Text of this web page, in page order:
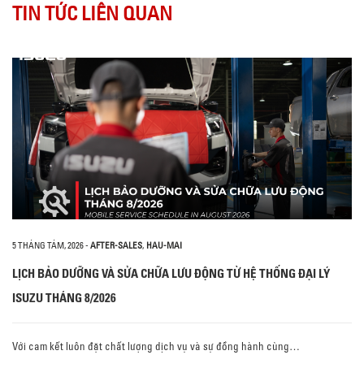
TIN TỨC LIÊN QUAN
5 THÁNG TÁM, 2026- AFTER-SALES, HAU-MAI
LỊCH BẢO DƯỠNG VÀ SỬA CHỮA LƯU ĐỘNG TỪ HỆ THỐNG ĐẠI LÝ
ISUZU THÁNG 8/2026
Với cam kết luôn đặt chất lượng dịch vụ và sự đồng hành cùng…